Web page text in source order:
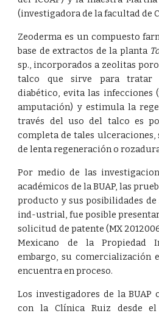
(investigadora de la facultad de
Zeoderma es un compuesto
base de extractos de la planta
sp., incorporados a zeolitas
talco que sirve para tratar
diabético, evita las infecciones
amputación) y estimula la
través del uso del talco es
completa de tales ulceraciones,
de lenta regeneración o
Por medio de las
académicos de la BUAP, las
producto y sus posibilidades de
ind-ustrial, fue posible
solicitud de patente (MX
Mexicano de la Propiedad
embargo, su comercialización
encuentra en proceso.
Los investigadores de la BUAP
con la Clínica Ruiz desde